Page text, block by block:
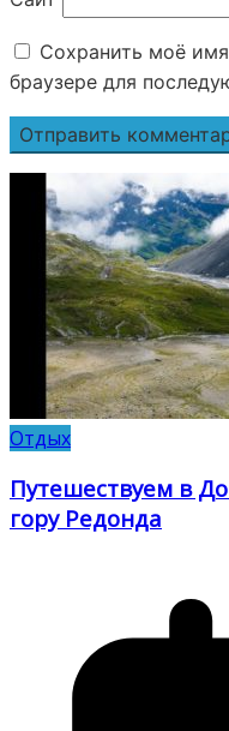
Сохранить моё
браузере для
Отдых
Путешествуем в
гору Редонда